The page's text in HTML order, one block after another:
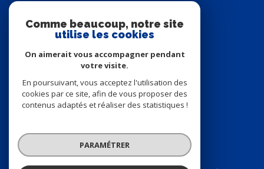
suivre
NOUS
adhérons
Comme beaucoup, notre site
utilise les cookies
On aimerait vous accompagner pendant
votre visite.
En poursuivant, vous acceptez l'utilisation des
cookies par ce site, afin de vous proposer des
contenus adaptés et réaliser des statistiques !
PARAMÉTRER